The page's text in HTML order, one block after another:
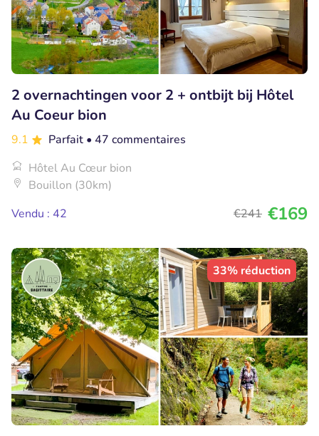
2 overnachtingen voor 2 + ontbijt bij Hôtel
Au Coeur bion
9.1 Parfait • 47 commentaires
Hôtel Au Cœur bion
Bouillon (30km)
Vendu : 42
€241 €169
33% réduction